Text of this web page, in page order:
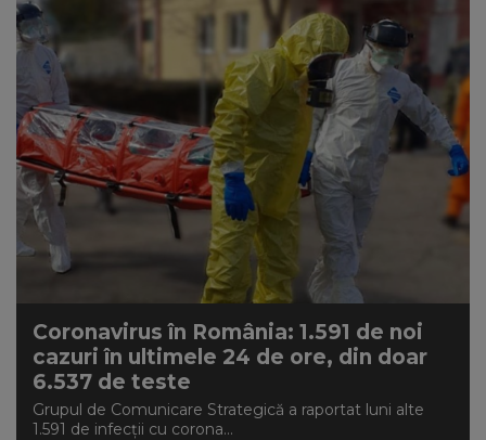
Coronavirus în România: 1.591 de noi
cazuri în ultimele 24 de ore, din doar
6.537 de teste
Grupul de Comunicare Strategică a raportat luni alte
1.591 de infecții cu corona...